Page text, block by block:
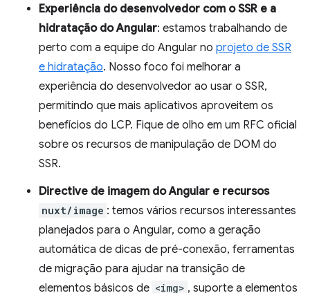
Experiência do desenvolvedor com o SSR e a
hidratação do Angular: estamos trabalhando de
perto com a equipe do Angular no projeto de SSR
e hidratação. Nosso foco foi melhorar a
experiência do desenvolvedor ao usar o SSR,
permitindo que mais aplicativos aproveitem os
benefícios do LCP. Fique de olho em um RFC oficial
sobre os recursos de manipulação de DOM do
SSR.
Directive de imagem do Angular e recursos
nuxt/image : temos vários recursos interessantes
planejados para o Angular, como a geração
automática de dicas de pré-conexão, ferramentas
de migração para ajudar na transição de
elementos básicos de <img> , suporte a elementos